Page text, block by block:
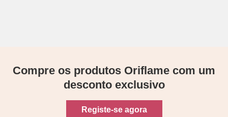
Compre os produtos Oriflame com um
desconto exclusivo
Registe-se agora